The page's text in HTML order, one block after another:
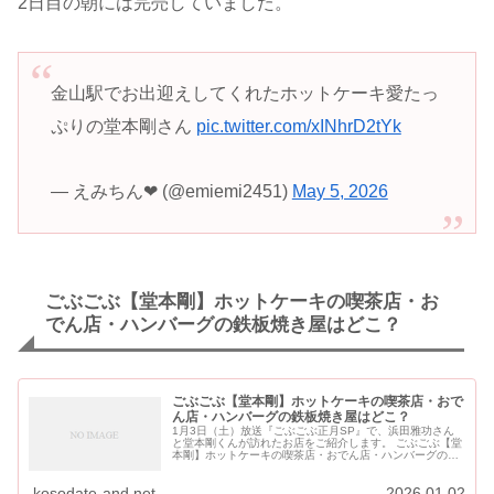
金山駅でお出迎えしてくれたホットケーキ愛たっ
ぷりの堂本剛さん pic.twitter.com/xINhrD2tYk
— えみちん❤ (@emiemi2451) May 5, 2026
ごぶごぶ【堂本剛】ホットケーキの喫茶店・お
でん店・ハンバーグの鉄板焼き屋はどこ？
ごぶごぶ【堂本剛】ホットケーキの喫茶店・おで
ん店・ハンバーグの鉄板焼き屋はどこ？
1月3日（土）放送『ごぶごぶ正月SP』で、浜田雅功さん
と堂本剛くんが訪れたお店をご紹介します。 ごぶごぶ【堂
本剛】ホットケーキの喫茶店・おでん店・ハンバーグの鉄